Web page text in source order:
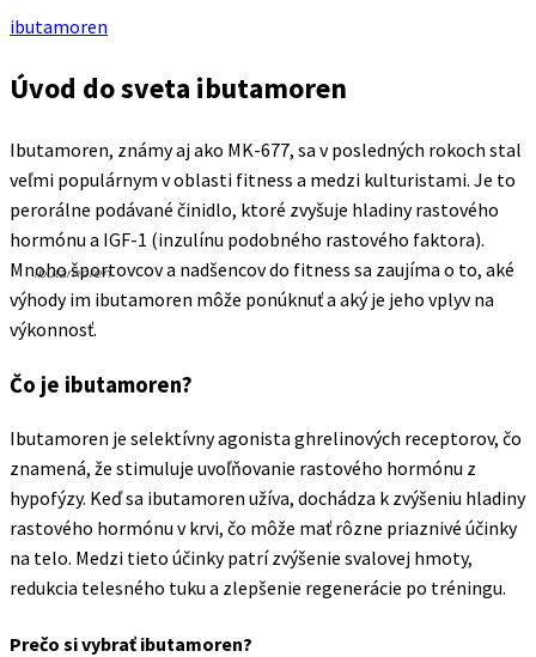
ibutamoren
ibutamoren
Úvod do sveta ibutamoren
Ibutamoren, známy aj ako MK-677, sa v posledných rokoch stal
veľmi populárnym v oblasti fitness a medzi kulturistami. Je to
perorálne podávané činidlo, ktoré zvyšuje hladiny rastového
hormónu a IGF-1 (inzulínu podobného rastového faktora).
Mnoho športovcov a nadšencov do fitness sa zaujíma o to, aké
výhody im ibutamoren môže ponúknuť a aký je jeho vplyv na
výkonnosť.
Čo je ibutamoren?
Ibutamoren je selektívny agonista ghrelinových receptorov, čo
znamená, že stimuluje uvoľňovanie rastového hormónu z
hypofýzy. Keď sa ibutamoren užíva, dochádza k zvýšeniu hladiny
rastového hormónu v krvi, čo môže mať rôzne priaznivé účinky
na telo. Medzi tieto účinky patrí zvýšenie svalovej hmoty,
redukcia telesného tuku a zlepšenie regenerácie po tréningu.
Prečo si vybrať ibutamoren?